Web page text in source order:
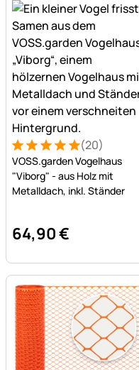
Bewertung: 5 von 5
20 Bewertungen
(20)
VOSS.garden Vogelhaus
"Viborg" - aus Holz mit
Metalldach, inkl. Ständer
64,90€